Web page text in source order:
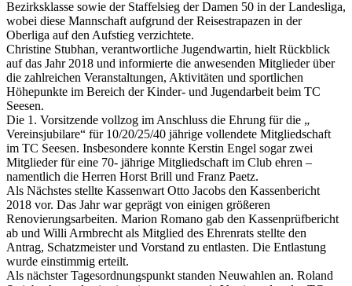
Bezirksklasse sowie der Staffelsieg der Damen 50 in der Landesliga,
wobei diese Mannschaft aufgrund der Reisestrapazen in der
Oberliga auf den Aufstieg verzichtete.
Christine Stubhan, verantwortliche Jugendwartin, hielt Rückblick
auf das Jahr 2018 und informierte die anwesenden Mitglieder über
die zahlreichen Veranstaltungen, Aktivitäten und sportlichen
Höhepunkte im Bereich der Kinder- und Jugendarbeit beim TC
Seesen.
Die 1. Vorsitzende vollzog im Anschluss die Ehrung für die „
Vereinsjubilare“ für 10/20/25/40 jährige vollendete Mitgliedschaft
im TC Seesen. Insbesondere konnte Kerstin Engel sogar zwei
Mitglieder für eine 70- jährige Mitgliedschaft im Club ehren –
namentlich die Herren Horst Brill und Franz Paetz.
Als Nächstes stellte Kassenwart Otto Jacobs den Kassenbericht
2018 vor. Das Jahr war geprägt von einigen größeren
Renovierungsarbeiten. Marion Romano gab den Kassenprüfbericht
ab und Willi Armbrecht als Mitglied des Ehrenrats stellte den
Antrag, Schatzmeister und Vorstand zu entlasten. Die Entlastung
wurde einstimmig erteilt.
Als nächster Tagesordnungspunkt standen Neuwahlen an. Roland